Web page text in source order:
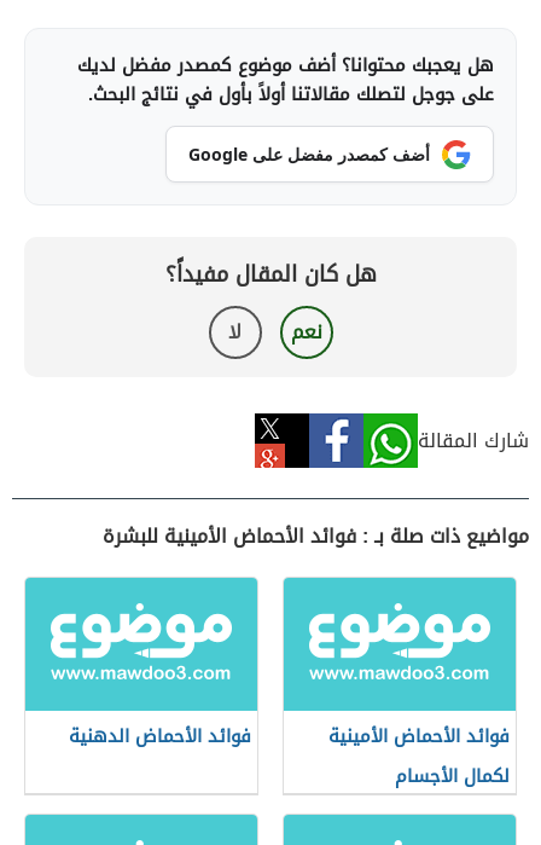
هل يعجبك محتوانا؟ أضف موضوع كمصدر مفضل لديك
على جوجل لتصلك مقالاتنا أولاً بأول في نتائج البحث.
أضف كمصدر مفضل على Google
هل كان المقال مفيداً؟
نعم لا
شارك المقالة
مواضيع ذات صلة بـ : فوائد الأحماض الأمينية للبشرة
فوائد الأحماض الأمينية
لكمال الأجسام
فوائد الأحماض الدهنية